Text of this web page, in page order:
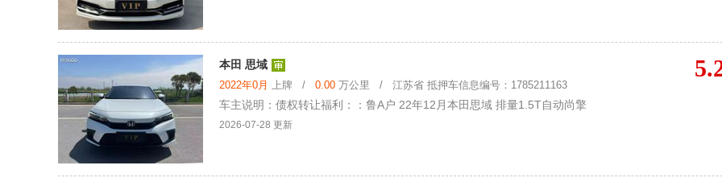
本田 思域
2022年0月 上牌 / 0.00 万公里 / 江苏省 抵押车信息编号：1785211163
车主说明：债权转让福利：：鲁A户 22年12月本田思域 排量1.5T自动尚擎
2026-07-28 更新